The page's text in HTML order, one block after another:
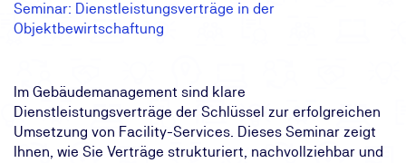
Seminar: Dienstleistungsverträge in der
Objektbewirtschaftung
Im Gebäudemanagement sind klare
Dienstleistungsverträge der Schlüssel zur erfolgreichen
Umsetzung von Facility-Services. Dieses Seminar zeigt
Ihnen, wie Sie Verträge strukturiert, nachvollziehbar und